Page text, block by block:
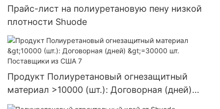
Прайс-лист на полиуретановую пену низкой
плотности Shuode
Продукт Полиуретановый огнезащитный
материал >10000 (шт.): Договорная (дней)
>=30000 шт. Поставщики из США 7